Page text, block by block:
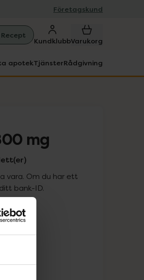
Företagskund
Recept
KundklubbVarukorg
apotekTjänsterRådgivning
mg
vara. Om du har ett
bank-ID.